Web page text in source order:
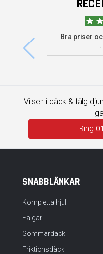
Bra priser
-
Vilsen i däck & fälg
Ring
SNABBLÄNKAR
Kompletta hjul
Fälgar
Sommardäck
Friktionsdäck